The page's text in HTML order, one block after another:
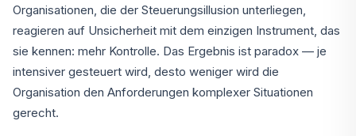
Organisationen, die der Steuerungsillusion unterliegen,
reagieren auf Unsicherheit mit dem einzigen Instrument, das
sie kennen: mehr Kontrolle. Das Ergebnis ist paradox — je
intensiver gesteuert wird, desto weniger wird die
Organisation den Anforderungen komplexer Situationen
gerecht.